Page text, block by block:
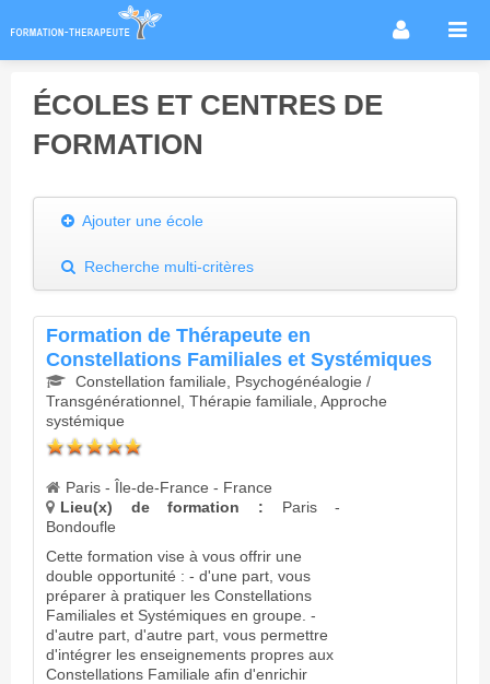
Infos métier
Agenda & Actualités
Forum
ÉCOLES ET CENTRES DE
FORMATION
Ajouter une école
Recherche multi-critères
Formation de Thérapeute en
Constellations Familiales et Systémiques
Constellation familiale, Psychogénéalogie /
Transgénérationnel, Thérapie familiale, Approche
systémique
Paris - Île-de-France - France
Lieu(x) de formation : Paris -
Bondoufle
Cette formation vise à vous offrir une
double opportunité : - d'une part, vous
préparer à pratiquer les Constellations
Familiales et Systémiques en groupe. -
d'autre part, d'autre part, vous permettre
d'intégrer les enseignements propres aux
Constellations Familiale afin d'enrichir